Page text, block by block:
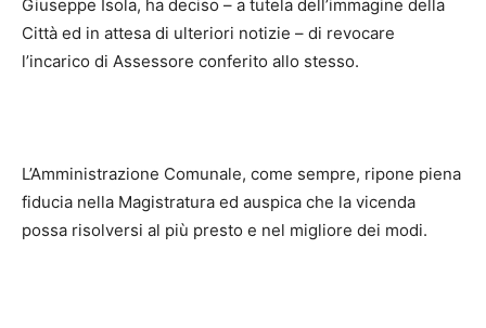
Giuseppe Isola, ha deciso – a tutela dell’immagine della
Città ed in attesa di ulteriori notizie – di revocare
l’incarico di Assessore conferito allo stesso.
L’Amministrazione Comunale, come sempre, ripone piena
fiducia nella Magistratura ed auspica che la vicenda
possa risolversi al più presto e nel migliore dei modi.